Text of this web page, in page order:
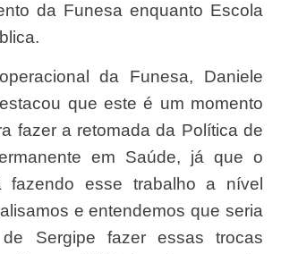
da Funesa enquanto Escola
da Funesa, Daniele
que este é um momento
fazer a retomada da Política de
em Saúde, já que o
fazendo esse trabalho a nível
e entendemos que seria
Sergipe fazer essas trocas